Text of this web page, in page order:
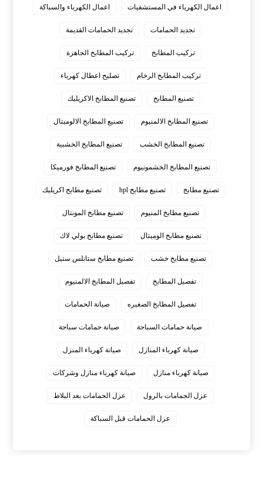
اعمال الكهرباء في المستشفيات اعمال الكهرباء والسباكة
تجديد الحمامات تجديد الحمامات القديمة
تركيب المطابخ تركيب المطابخ الجاهزة
تركيب المطابخ الرخام تصليح اعطال كهرباء
تصنيع المطابخ تصنيع المطابخ الاكريليك
تصنيع المطابخ الالمنيوم تصنيع المطابخ الالوميتال
تصنيع المطابخ الخشب تصنيع المطابخ الخشبية
تصنيع المطابخ الخشمونيوم تصنيع المطابخ فورميكا
تصنيع مطابخ تصنيع مطابخ hpl تصنيع مطابخ اكريليك
تصنيع مطابخ المنيوم تصنيع مطابخ المونتال
تصنيع مطابخ الوميتال تصنيع مطابخ بولي لاك
تصنيع مطابخ خشب تصنيع مطابخ ستانلس ستيل
تفصيل المطابخ تفصيل المطابخ الالمنيوم
تفصيل المطابخ الصغيره صيانة الحمامات
صيانة حمامات السباحة صيانة حمامات سباحة
صيانة كهرباء المنازل صيانة كهرباء المنزل
صيانة كهرباء منازل صيانة كهرباء منازل وشركات
عزل الحمامات بالرول عزل الحمامات بعد البلاط
عزل الحمامات قبل السباكة